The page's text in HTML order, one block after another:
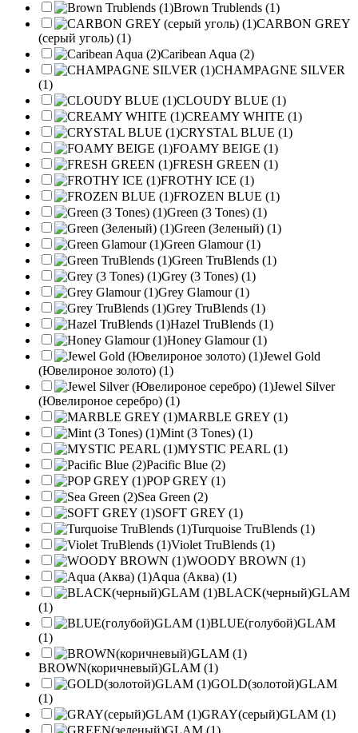
Brown Trublends (1)
CARBON GREY
(серый уголь) (1)
Caribean Aqua (2)
CHAMPAGNE SILVER
(1)
CLOUDY BLUE (1)
CREAMY WHITE (1)
CRYSTAL BLUE (1)
FOAMY BEIGE (1)
FRESH GREEN (1)
FROTHY ICE (1)
FROZEN BLUE (1)
Green (3 Tones) (1)
Green (Зеленый) (1)
Green Glamour (1)
Green TruBlends (1)
Grey (3 Tones) (1)
Grey Glamour (1)
Grey TruBlends (1)
Hazel TruBlends (1)
Honey Glamour (1)
Jewel Gold
(Ювелироное золото) (1)
Jewel Silver
(Ювелироное серебро) (1)
MARBLE GREY (1)
Mint (3 Tones) (1)
MYSTIC PEARL (1)
Pacific Blue (2)
POP GREY (1)
Sea Green (2)
SOFT GREY (1)
Turquoise TruBlends (1)
Violet TruBlends (1)
WOODY BROWN (1)
Aqua (Аква) (1)
BLACK(черный)GLAM
(1)
BLUE(голубой)GLAM
(1)
BROWN(коричневый)GLAM (1)
GOLD(золотой)GLAM
(1)
GRAY(серый)GLAM (1)